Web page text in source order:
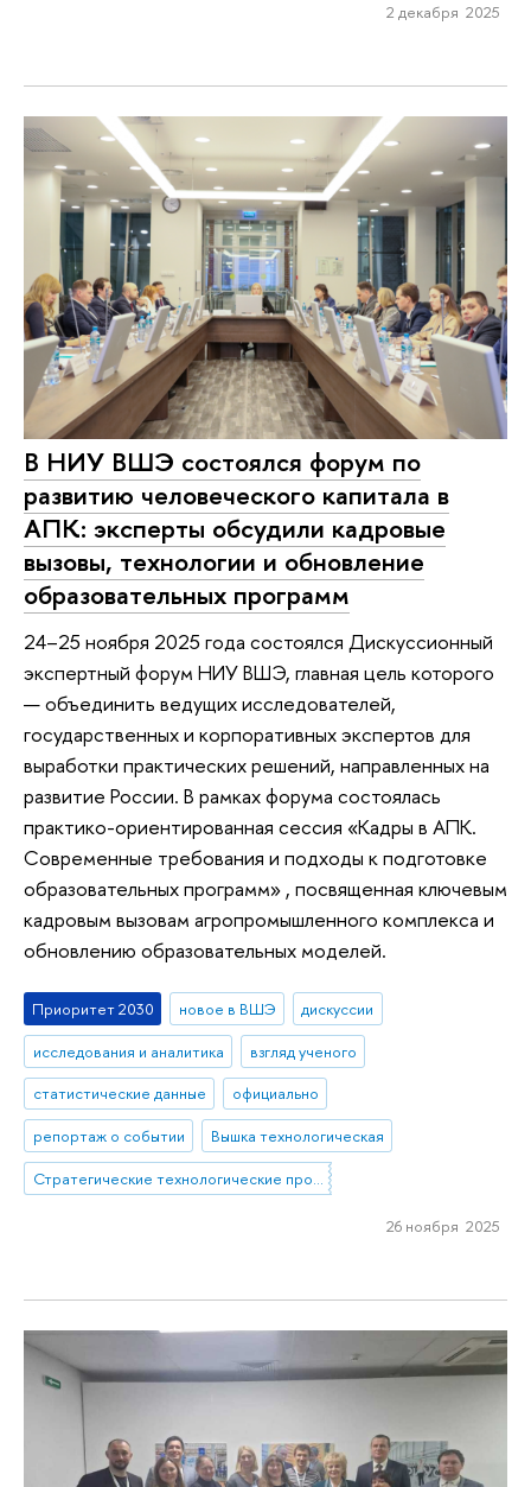
2 декабря 2025
В НИУ ВШЭ состоялся форум по
развитию человеческого капитала в
АПК: эксперты обсудили кадровые
вызовы, технологии и обновление
образовательных программ
24–25 ноября 2025 года состоялся Дискуссионный
экспертный форум НИУ ВШЭ, главная цель которого
— объединить ведущих исследователей,
государственных и корпоративных экспертов для
выработки практических решений, направленных на
развитие России. В рамках форума состоялась
практико-ориентированная сессия «Кадры в АПК.
Современные требования и подходы к подготовке
образовательных программ» , посвященная ключевым
кадровым вызовам агропромышленного комплекса и
обновлению образовательных моделей.
Приоритет 2030 новое в ВШЭ
дискуссии
исследования и аналитика
взгляд ученого
статистические данные
официально
репортаж о событии
Вышка технологическая
Стратегические технологические проекты
26 ноября 2025